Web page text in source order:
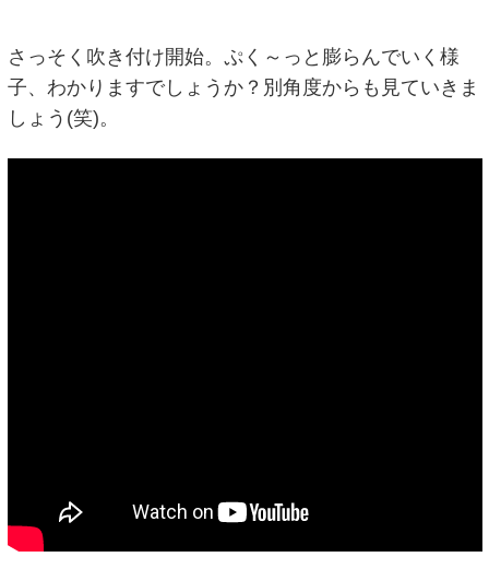
さっそく吹き付け開始。ぷく～っと膨らんでいく様
子、わかりますでしょうか？別角度からも見ていきま
しょう(笑)。